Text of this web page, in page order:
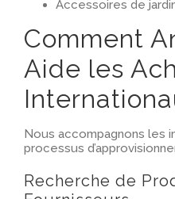
Accessoires de
Comment
Aide les
Nous accompagnons les
processus
Recherche de